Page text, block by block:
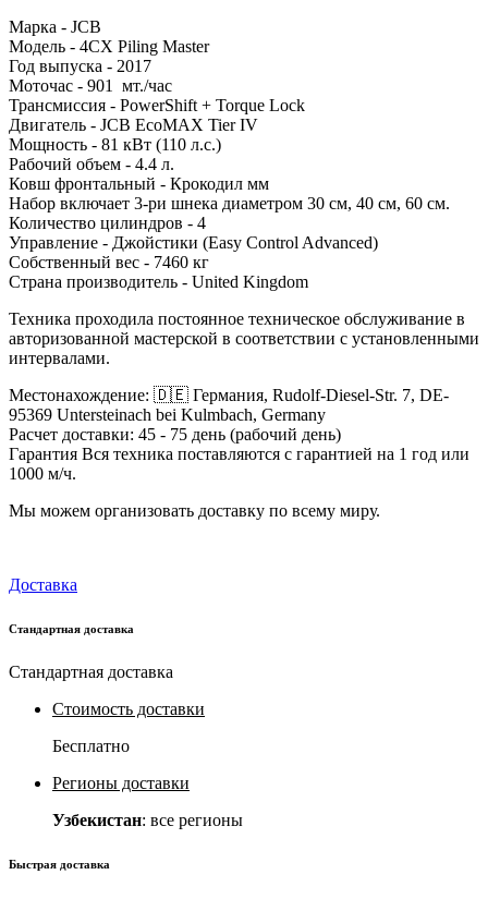
Марка - JCB
Модель - 4CX Piling Master
Год выпуска - 2017
Моточас - 901 мт./час
Трансмиссия - PowerShift + Torque Lock
Двигатель - JCB EcoMAX Tier IV
Мощность - 81 кВт (110 л.с.)
Рабочий объем - 4.4 л.
Ковш фронтальный - Крокодил мм
Набор включает 3-ри шнека диаметром 30 см, 40 см, 60 см.
Количество цилиндров - 4
Управление - Джойстики (Easy Control Advanced)
Собственный вес - 7460 кг
Страна производитель - United Kingdom
Техника проходила постоянное техническое обслуживание в
авторизованной мастерской в ​​соответствии с установленными
интервалами.
Местонахождение: 🇩🇪 Германия, Rudolf-Diesel-Str. 7, DE-
95369 Untersteinach bei Kulmbach, Germany
Расчет доставки: 45 - 75 день (рабочий день)
Гарантия Вся техника поставляются с гарантией на 1 год или
1000 м/ч.
Мы можем организовать доставку по всему миру.
Доставка
Стандартная доставка
Стандартная доставка
Стоимость доставки
Бесплатно
Регионы доставки
Узбекистан: все регионы
Быстрая доставка